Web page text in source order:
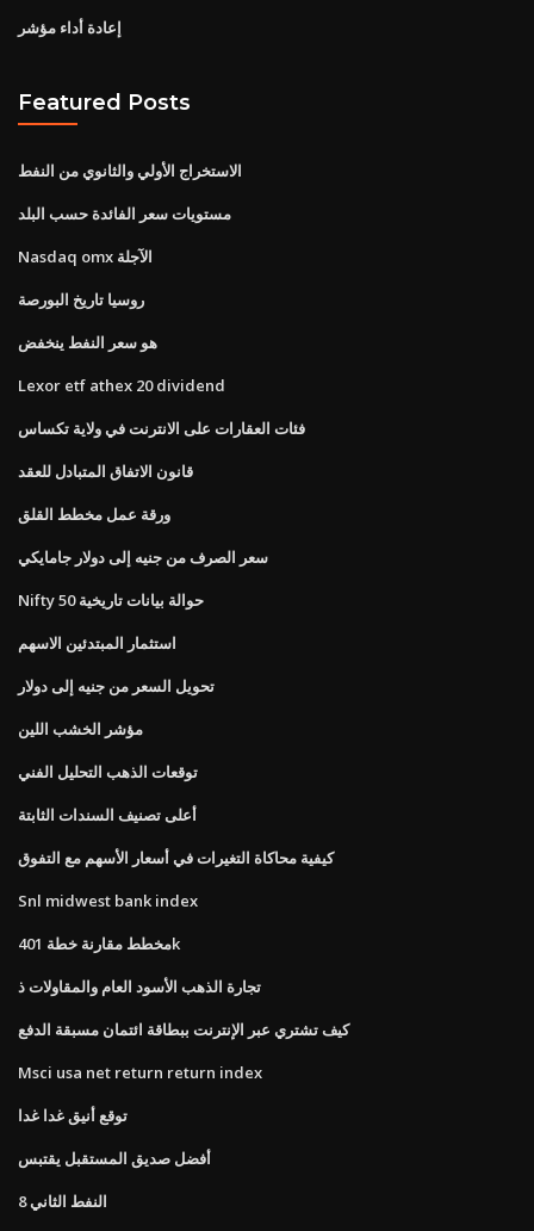
إعادة أداء مؤشر
Featured Posts
الاستخراج الأولي والثانوي من النفط
مستويات سعر الفائدة حسب البلد
Nasdaq omx الآجلة
روسيا تاريخ البورصة
هو سعر النفط ينخفض
Lexor etf athex 20 dividend
فئات العقارات على الانترنت في ولاية تكساس
قانون الاتفاق المتبادل للعقد
ورقة عمل مخطط القلق
سعر الصرف من جنيه إلى دولار جامايكي
Nifty 50 حوالة بيانات تاريخية
استثمار المبتدئين الاسهم
تحويل السعر من جنيه إلى دولار
مؤشر الخشب اللين
توقعات الذهب التحليل الفني
أعلى تصنيف السندات الثابتة
كيفية محاكاة التغيرات في أسعار الأسهم مع التفوق
Snl midwest bank index
مخطط مقارنة خطة 401k
تجارة الذهب الأسود العام والمقاولات ذ
كيف تشتري عبر الإنترنت ببطاقة ائتمان مسبقة الدفع
Msci usa net return return index
توقع أنيق غدا غدا
أفضل صديق المستقبل يقتبس
النفط الثاني 8